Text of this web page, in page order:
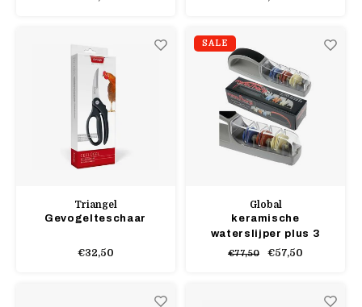
Triangel
Gevogelteschaar
€32,50
SALE
Global
keramische
waterslijper plus 3
€77,50 €57,50